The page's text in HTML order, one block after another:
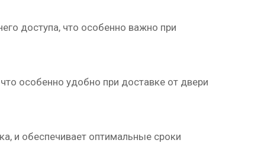
доступа, что особенно важно при
особенно удобно при доставке от двери
и обеспечивает оптимальные сроки